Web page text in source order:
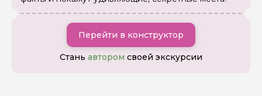
Перейти в конструктор
Стань автором своей экскурсии
Я даю своё согласие на обработку персональных